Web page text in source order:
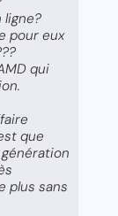
pour eux
qui
que
génération
plus sans